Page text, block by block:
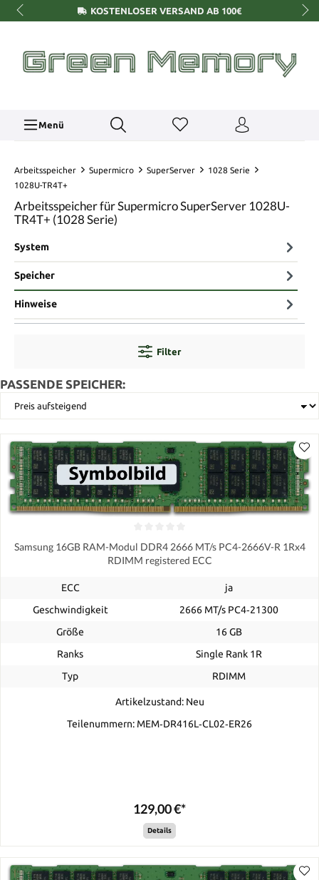
KOSTENLOSER VERSAND AB 100€
Menü
Arbeitsspeicher Supermicro SuperServer
1028 Serie
1028U-TR4T+
Arbeitsspeicher für Supermicro SuperServer 1028U-
TR4T+ (1028 Serie)
System
Speicher
Hinweise
Filter
PASSENDE SPEICHER:
Samsung 16GB RAM-Modul DDR4 2666 MT/s PC4-2666V-R 1Rx4
RDIMM registered ECC
ECC
ja
Geschwindigkeit
2666 MT/s PC4‑21300
Größe
16 GB
Ranks
Single Rank 1R
Typ
RDIMM
Artikelzustand: Neu
Teilenummern: MEM‐DR416L‐CL02‐ER26
129,00 €*
Details